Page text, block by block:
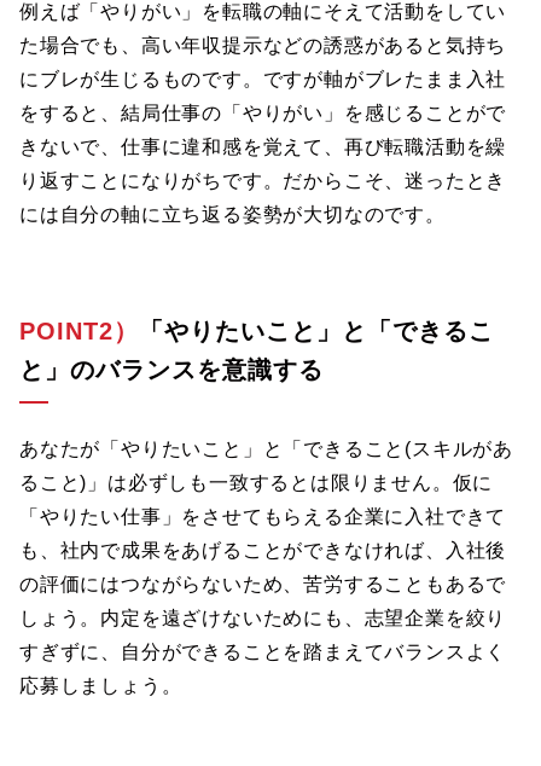
例えば「やりがい」を転職の軸にそえて活動をしてい
た場合でも、高い年収提示などの誘惑があると気持ち
にブレが生じるものです。ですが軸がブレたまま入社
をすると、結局仕事の「やりがい」を感じることがで
きないで、仕事に違和感を覚えて、再び転職活動を繰
り返すことになりがちです。だからこそ、迷ったとき
には自分の軸に立ち返る姿勢が大切なのです。
POINT2）
「やりたいこと」と「できるこ
と」のバランスを意識する
あなたが「やりたいこと」と「できること(スキルがあ
ること)」は必ずしも一致するとは限りません。仮に
「やりたい仕事」をさせてもらえる企業に入社できて
も、社内で成果をあげることができなければ、入社後
の評価にはつながらないため、苦労することもあるで
しょう。内定を遠ざけないためにも、志望企業を絞り
すぎずに、自分ができることを踏まえてバランスよく
応募しましょう。